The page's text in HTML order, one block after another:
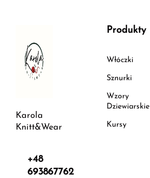
Karola
Knitt&Wear
+48
693867762
Produkty
Włóczki
Sznurki
Wzory
Dziewiarskie
Kursy